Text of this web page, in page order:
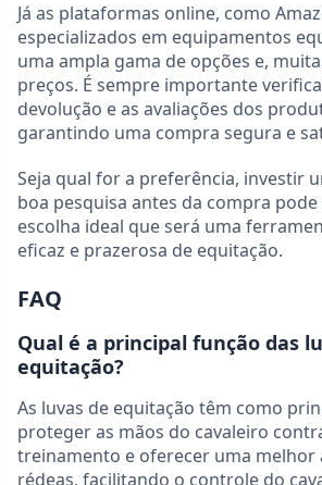
Já as plataformas online, como
especializados em equipamentos
uma ampla gama de opções e,
preços. É sempre importante
devolução e as avaliações dos
garantindo uma compra segura e
Seja qual for a preferência, investir
boa pesquisa antes da compra
escolha ideal que será uma
eficaz e prazerosa de equitação.
FAQ
Qual é a principal função das
equitação?
As luvas de equitação têm como
proteger as mãos do cavaleiro
treinamento e oferecer uma melhor
rédeas, facilitando o controle do